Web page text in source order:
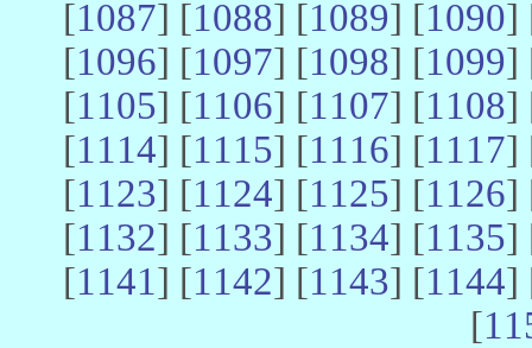
[1087] [1088] [1089] [1090]
[1096] [1097] [1098] [1099]
[1105] [1106] [1107] [1108]
[1114] [1115] [1116] [1117]
[1123] [1124] [1125] [1126]
[1132] [1133] [1134] [1135]
[1141] [1142] [1143] [1144]
[